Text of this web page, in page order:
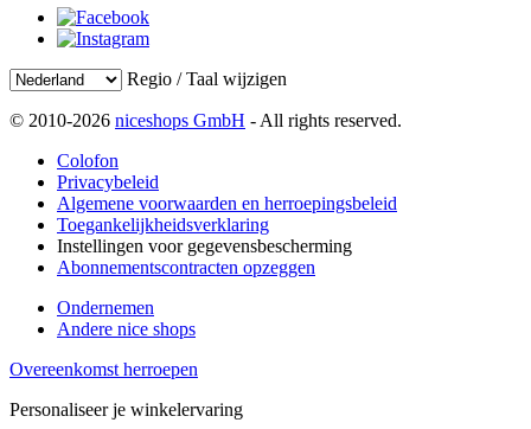
Regio / Taal wijzigen
© 2010-2026 niceshops GmbH - All rights reserved.
Colofon
Privacybeleid
Algemene voorwaarden en herroepingsbeleid
Toegankelijkheidsverklaring
Instellingen voor gegevensbescherming
Abonnementscontracten opzeggen
Ondernemen
Andere nice shops
Overeenkomst herroepen
Personaliseer je winkelervaring